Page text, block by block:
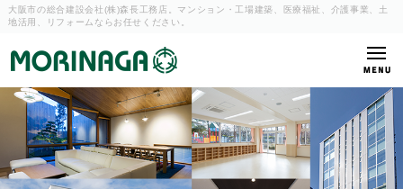
大阪市の総合建設会社(株)森長工務店。マンション・工場建築、
医療福祉、介護事業、土
地活用、リフォームならお任せください。